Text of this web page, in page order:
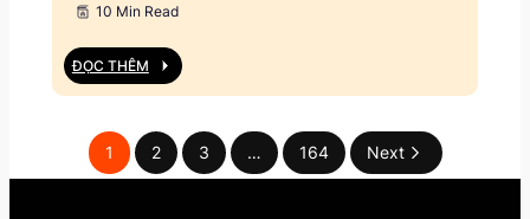
10 Min Read
ĐỌC THÊM
1 2 3 … 164 Next